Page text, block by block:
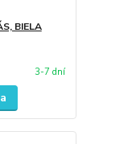
BIELA
3-7 dní